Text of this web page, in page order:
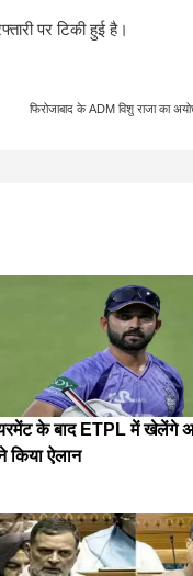
पर टिकी हुई है।
फिरोजाबाद के ADM विशु राजा का
के बाद ETPL में खेलेंगे
किया ऐलान